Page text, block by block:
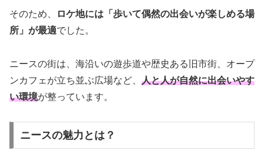
そのため、
ロケ地には「歩いて偶然の出会いが楽しめる場
所」が最適でした。
ニースの街は、海沿いの遊歩道や歴史ある旧市街、オープ
ンカフェが立ち並ぶ広場など、 人と人が自然に出会いやす
い環境が整っています。
ニースの魅力とは？